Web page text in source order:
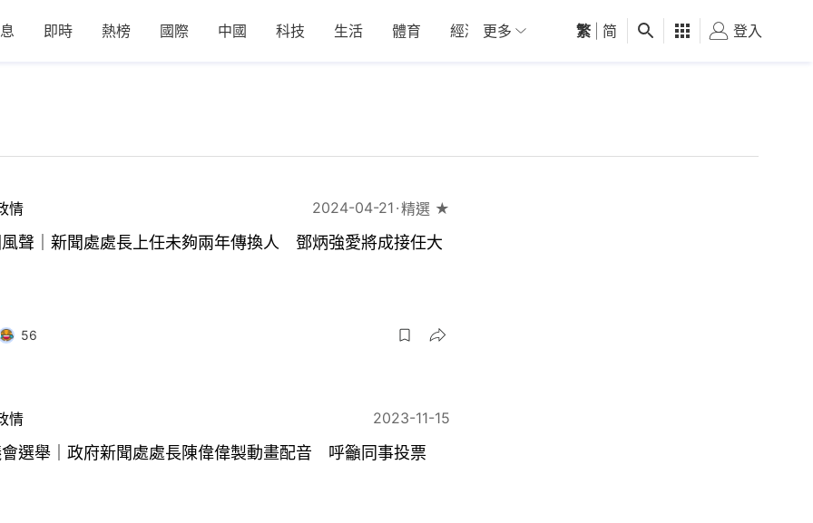
即時 熱榜 國際 中國 科技 生活 體育 經濟 01深圳 觀點 健康 好食玩飛
更多 繁 简 登入
情 2024-04-21 精選 ★
聲｜新聞處處長上任未夠兩年傳換人 鄧炳強愛將成接任大
56
情 2023-11-15
選舉｜政府新聞處處長陳偉偉製動畫配音 呼籲同事投票